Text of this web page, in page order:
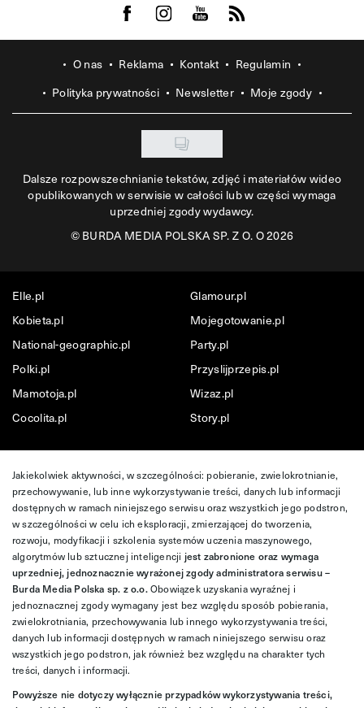
Visit us on Facebook
Visit us on Instagram
Visit us on Youtube
Visit us on Rss
O nas Reklama Kontakt
Regulamin
Polityka prywatności
Newsletter Moje zgody
Dalsze rozpowszechnianie tekstów, zdjęć i materiałów wideo
opublikowanych w serwisie w całości lub w części wymaga
uprzedniej zgody wydawcy.
©BURDA MEDIA POLSKA SP. Z O. O 2026
Elle.pl
Glamour.pl
Kobieta.pl
Mojegotowanie.pl
National-geographic.pl
Party.pl
Polki.pl
Przyslijprzepis.pl
Mamotoja.pl
Wizaz.pl
Cocolita.pl
Story.pl
Jakiekolwiek aktywności, w szczególności: pobieranie, zwielokrotnianie,
przechowywanie, lub inne wykorzystywanie treści, danych lub informacji
dostępnych w ramach niniejszego serwisu oraz wszystkich jego podstron,
w szczególności w celu ich eksploracji, zmierzającej do tworzenia,
rozwoju, modyfikacji i szkolenia systemów uczenia maszynowego,
algorytmów lub sztucznej inteligencji jest zabronione oraz wymaga
uprzedniej, jednoznacznie wyrażonej zgody administratora serwisu –
Burda Media Polska sp. z o.o.Obowiązek uzyskania wyraźnej i
jednoznacznej zgody wymagany jest bez względu sposób pobierania,
zwielokrotniania, przechowywania lub innego wykorzystywania treści,
danych lub informacji dostępnych w ramach niniejszego serwisu oraz
wszystkich jego podstron, jak również bez względu na charakter tych
treści, danych i informacji.
Powyższe nie dotyczy wyłącznie przypadków wykorzystywania treści,